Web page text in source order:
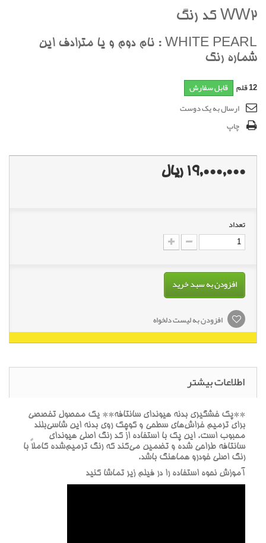
WW2 کد رنگ
WHITE PEARL : نام دوم و يا مترادف اين
شماره رنگ
12قلم قابل سفارش
ارسال به یک دوست
چاپ
19,000,000 ریال
تعداد
افزودن به سبد خرید
افزودن به لیست دلخواه
اطلاعات بیشتر
**پک خشگيري بدنه هيونداي سانتافه** يک محصول تخصصي
براي ترميم خراش‌هاي سطحي و کوچک روي بدنه اين شاسي‌بلند
محبوب است. اين پک با استفاده از کد رنگ اصلي هيونداي
سانتافه طراحي شده و تضمين مي‌کند که رنگ ترميم‌شده کاملاً با
رنگ اصلي خودرو هماهنگ باشد.
آموزش نحوه استفاده را در فيلم زير تماشا کنيد